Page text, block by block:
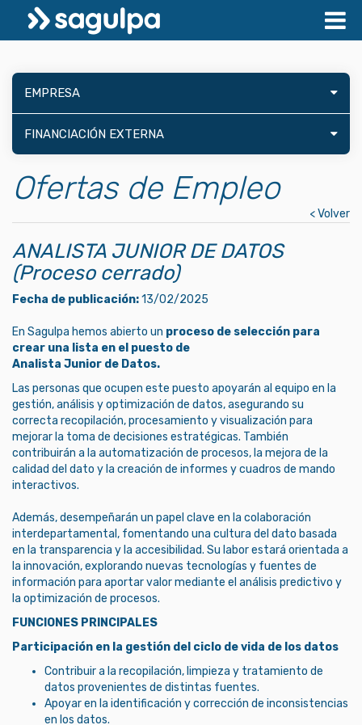
EMPRESA
FINANCIACIÓN EXTERNA
Ofertas de Empleo
< Volver
ANALISTA JUNIOR DE DATOS
(Proceso cerrado)
Fecha de publicación:13/02/2025
En Sagulpa hemos abierto un proceso de selección para
crear una lista en el puesto de
Analista Junior de Datos.
Las personas que ocupen este puesto apoyarán al equipo en la
gestión, análisis y optimización de datos, asegurando su
correcta recopilación, procesamiento y visualización para
mejorar la toma de decisiones estratégicas. También
contribuirán a la automatización de procesos, la mejora de la
calidad del dato y la creación de informes y cuadros de mando
interactivos.
Además, desempeñarán un papel clave en la colaboración
interdepartamental, fomentando una cultura del dato basada
en la transparencia y la accesibilidad. Su labor estará orientada a
la innovación, explorando nuevas tecnologías y fuentes de
información para aportar valor mediante el análisis predictivo y
la optimización de procesos.
FUNCIONES PRINCIPALES
Participación en la gestión del ciclo de vida de los datos
Contribuir a la recopilación, limpieza y tratamiento de
datos provenientes de distintas fuentes.
Apoyar en la identificación y corrección de inconsistencias
en los datos.